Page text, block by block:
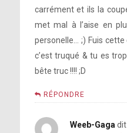
carrément et ils la
met mal à l’aise en
personelle… ;) Fuis
c’est truqué & tu es
bête truc !!!! ;D
RÉPONDRE
Weeb-Gaga dit